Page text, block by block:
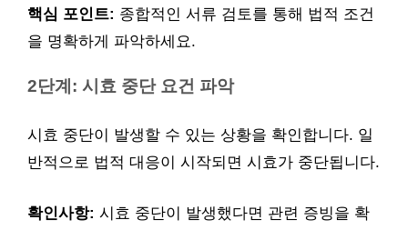
핵심 포인트: 종합적인 서류 검토를 통해 법적 조건
을 명확하게 파악하세요.
2단계: 시효 중단 요건 파악
시효 중단이 발생할 수 있는 상황을 확인합니다. 일
반적으로 법적 대응이 시작되면 시효가 중단됩니다.
확인사항: 시효 중단이 발생했다면 관련 증빙을 확